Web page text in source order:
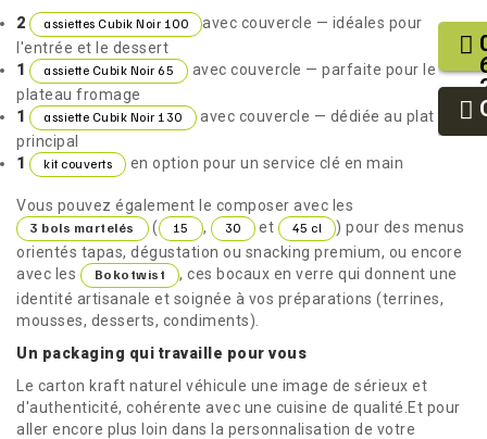
2
assiettes Cubik Noir 100
avec couvercle — idéales pour
l'entrée et le dessert
1
assiette Cubik Noir 65
avec couvercle — parfaite pour le
plateau fromage
1
assiette Cubik Noir 130
avec couvercle — dédiée au plat
principal
1
kit couverts en option pour un service clé en main
Vous pouvez également le composer avec les
3 bols martelés ( 15 , 30 et 45 cl
) pour des menus
orientés tapas, dégustation ou snacking premium, ou encore
avec les
Bokotwist
, ces bocaux en verre qui donnent une
identité artisanale et soignée à vos préparations (terrines,
mousses, desserts, condiments).
Un packaging qui travaille pour vous
Le carton kraft naturel véhicule une image de sérieux et
d'authenticité, cohérente avec une cuisine de qualité.Et pour
aller encore plus loin dans la personnalisation de votre